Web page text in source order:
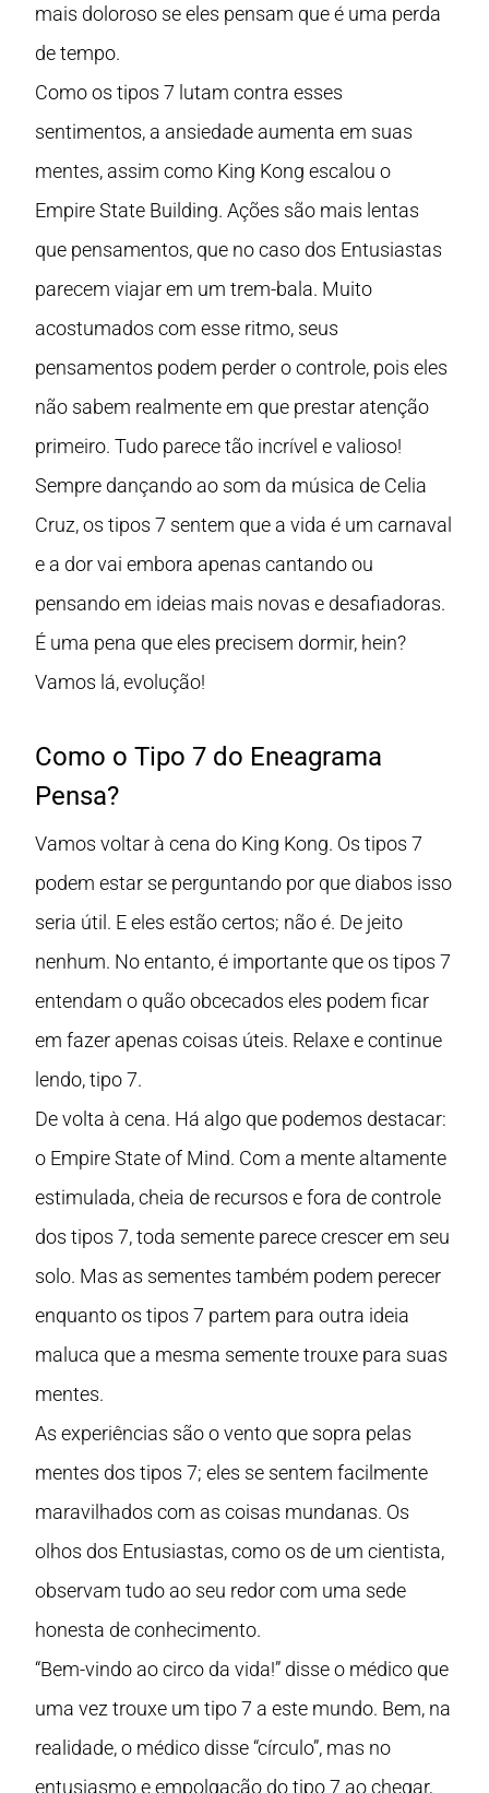
mais doloroso se eles pensam que é uma perda
de tempo.
Como os tipos 7 lutam contra esses
sentimentos, a ansiedade aumenta em suas
mentes, assim como King Kong escalou o
Empire State Building. Ações são mais lentas
que pensamentos, que no caso dos Entusiastas
parecem viajar em um trem-bala. Muito
acostumados com esse ritmo, seus
pensamentos podem perder o controle, pois eles
não sabem realmente em que prestar atenção
primeiro. Tudo parece tão incrível e valioso!
Sempre dançando ao som da música de Celia
Cruz, os tipos 7 sentem que a vida é um carnaval
e a dor vai embora apenas cantando ou
pensando em ideias mais novas e desafiadoras.
É uma pena que eles precisem dormir, hein?
Vamos lá, evolução!
Como o Tipo 7 do Eneagrama
Pensa?
Vamos voltar à cena do King Kong. Os tipos 7
podem estar se perguntando por que diabos isso
seria útil. E eles estão certos; não é. De jeito
nenhum. No entanto, é importante que os tipos 7
entendam o quão obcecados eles podem ficar
em fazer apenas coisas úteis. Relaxe e continue
lendo, tipo 7.
De volta à cena. Há algo que podemos destacar:
o Empire State of Mind. Com a mente altamente
estimulada, cheia de recursos e fora de controle
dos tipos 7, toda semente parece crescer em seu
solo. Mas as sementes também podem perecer
enquanto os tipos 7 partem para outra ideia
maluca que a mesma semente trouxe para suas
mentes.
As experiências são o vento que sopra pelas
mentes dos tipos 7; eles se sentem facilmente
maravilhados com as coisas mundanas. Os
olhos dos Entusiastas, como os de um cientista,
observam tudo ao seu redor com uma sede
honesta de conhecimento.
“Bem-vindo ao circo da vida!” disse o médico que
uma vez trouxe um tipo 7 a este mundo. Bem, na
realidade, o médico disse “círculo”, mas no
entusiasmo e empolgação do tipo 7 ao chegar,